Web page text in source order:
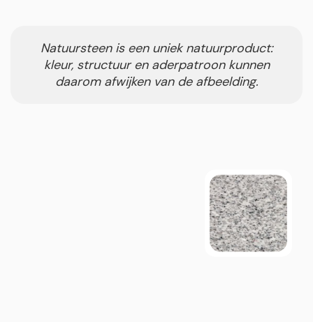
Natuursteen is een uniek natuurproduct:
kleur, structuur en aderpatroon kunnen
daarom afwijken van de afbeelding.